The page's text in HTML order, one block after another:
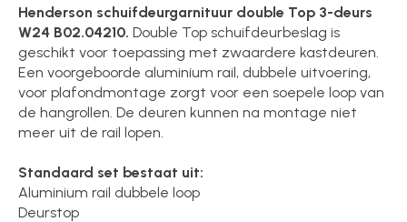
Henderson schuifdeurgarnituur double Top 3-deurs
W24 B02.04210. Double Top schuifdeurbeslag is
geschikt voor toepassing met zwaardere kastdeuren.
Een voorgeboorde aluminium rail, dubbele uitvoering,
voor plafondmontage zorgt voor een soepele loop van
de hangrollen. De deuren kunnen na montage niet
meer uit de rail lopen.
Standaard set bestaat uit:
Aluminium rail dubbele loop
Deurstop